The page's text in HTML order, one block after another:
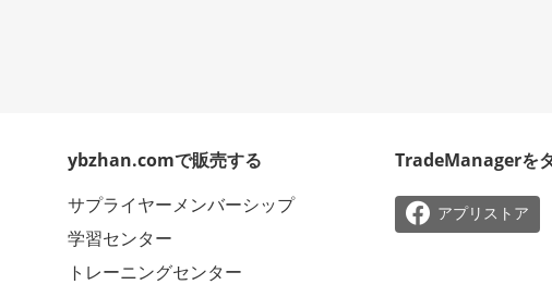
ybzhan.comで販売する
サプライヤーメンバーシップ
学習センター
トレーニングセンター
TradeManagerを
 アプリストア